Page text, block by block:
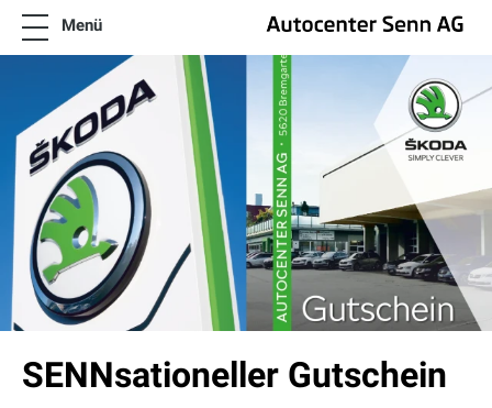
Menü
News
SENNsationelle Angebote
Flotten und Firmen Angebote
Modelle
Neuwagen & Occasionen
Wissenswertes
Über uns
Kontakt
SENNsationeller Gutschein